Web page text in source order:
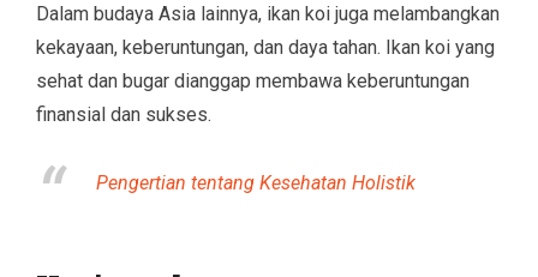
Dalam budaya Asia lainnya, ikan koi juga melambangkan
kekayaan, keberuntungan, dan daya tahan. Ikan koi yang
sehat dan bugar dianggap membawa keberuntungan
finansial dan sukses.
Pengertian tentang Kesehatan Holistik